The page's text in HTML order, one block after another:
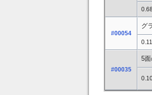
0.68
#00054
グ
#00035
5